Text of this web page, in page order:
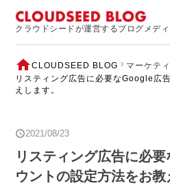
クラウドシードが運営するブログメディ
CLOUDSEED BLOG
マーケテ
リスティング広告に必要なGoogle広
えします。
2021/08/23
リスティング広告に必
ウントの設定方法をお教